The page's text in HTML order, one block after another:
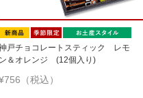
戸チョコレートスティック レモ
ン＆オレンジ (12個入り)
（税込）